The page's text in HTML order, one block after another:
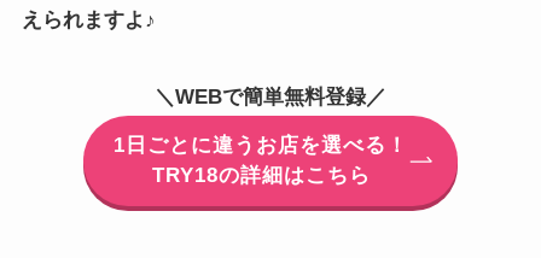
えられますよ♪
＼WEBで簡単無料登録／
1日ごとに違うお店を選べる！
TRY18の詳細はこちら